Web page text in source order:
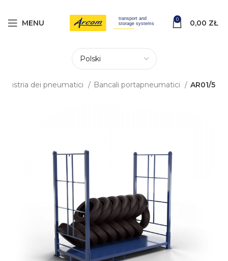
MENU 0 0,00 ZŁ
dei pneumatici Bancali portapneumatici AR01/5